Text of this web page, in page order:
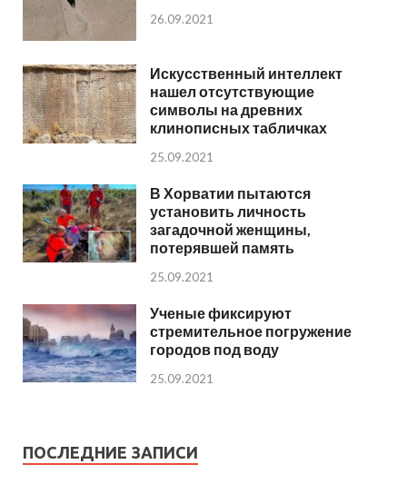
26.09.2021
Искусственный интеллект
нашел отсутствующие
символы на древних
клинописных табличках
25.09.2021
В Хорватии пытаются
установить личность
загадочной женщины,
потерявшей память
25.09.2021
Ученые фиксируют
стремительное погружение
городов под воду
25.09.2021
ПОСЛЕДНИЕ ЗАПИСИ